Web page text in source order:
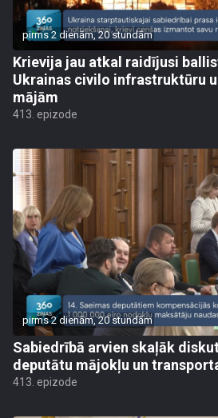
pirms 2 dienām, 20 stundām
Krievija jau atkal raidījusi
Ukrainas civilo infrastruktūru
mājām
413. epizode
pirms 2 dienām, 20 stundām
Sabiedrībā arvien skaļāk
deputātu mājokļu un
413. epizode